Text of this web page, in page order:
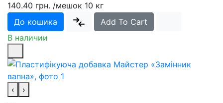
140.40 грн. /мешок 10 кг
До кошика
Add To Cart
В наличии
‹ ›